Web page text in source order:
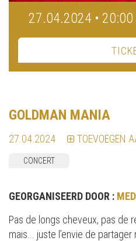
27.04.2024 • 20:00
GOLDMAN MANIA
27.04.2024 TOEVOEGEN
CONCERT
GEORGANISEERD DOOR :
Pas de longs cheveux, pas de
mais... juste l’envie de